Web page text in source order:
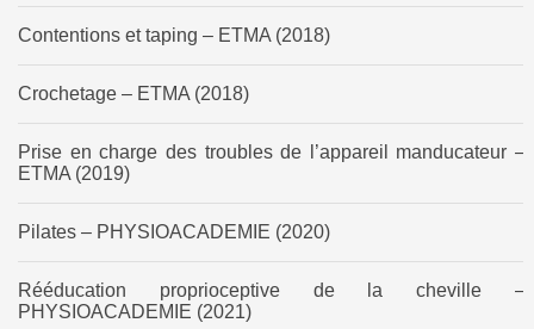
Contentions et taping – ETMA (2018)
Crochetage – ETMA (2018)
Prise en charge des troubles de l’appareil manducateur –
ETMA (2019)
Pilates – PHYSIOACADEMIE (2020)
Rééducation proprioceptive de la cheville –
PHYSIOACADEMIE (2021)